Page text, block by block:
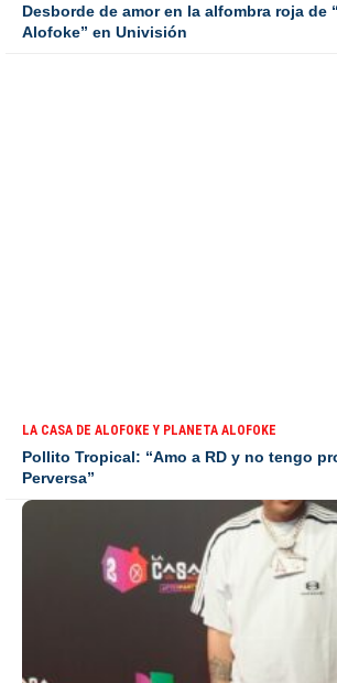
Desborde de amor en la alfombra roja de
Alofoke” en Univisión
LA CASA DE ALOFOKE Y PLANETA ALOFOKE
Pollito Tropical: “Amo a RD y no tengo
Perversa”